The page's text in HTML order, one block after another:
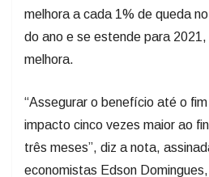
melhora a cada 1% de queda
do ano e se estende para
melhora.
“Assegurar o benefício até o
impacto cinco vezes maior ao
três meses”, diz a nota,
economistas Edson